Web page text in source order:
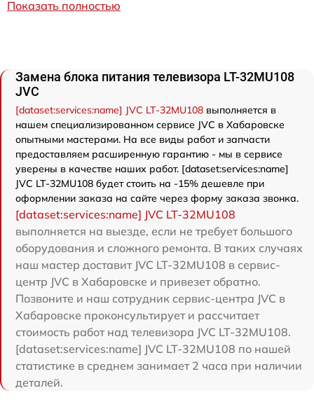
Показать полностью
Замена блока питания телевизора LT-32MU108
JVC
[dataset:services:name] JVC LT-32MU108 выполняется в
нашем специализированном сервисе JVC в Хабаровске
опытными мастерами. На все виды работ и запчасти
предоставляем расширенную гарантию - мы в сервисе
уверены в качестве наших работ. [dataset:services:name]
JVC LT-32MU108 будет стоить на -15% дешевле при
оформлении заказа на сайте через форму заказа звонка.
[dataset:services:name] JVC LT-32MU108
выполняется на выезде, если не требует большого
оборудования и сложного ремонта. В таких случаях
наш мастер доставит JVC LT-32MU108 в сервис-
центр JVC в Хабаровске и привезет обратно.
Позвоните и наш сотрудник сервис-центра JVC в
Хабаровске проконсультирует и рассчитает
стоимость работ над телевизора JVC LT-32MU108.
[dataset:services:name] JVC LT-32MU108 по нашей
статистике в среднем занимает 2 часа при наличии
деталей.